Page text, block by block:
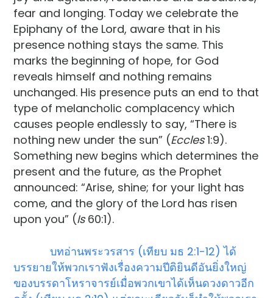
fear and longing. Today we celebrate the
Epiphany of the Lord, aware that in his
presence nothing stays the same. This
marks the beginning of hope, for God
reveals himself and nothing remains
unchanged. His presence puts an end to that
type of melancholic complacency which
causes people endlessly to say, “There is
nothing new under the sun” (Eccles1:9).
Something new begins which determines the
present and the future, as the Prophet
announced: “Arise, shine; for your light has
come, and the glory of the Lord has risen
upon you” (Is60:1).
บทอ่านพระวรสาร (เทียบ มธ 2:1-12) ได้
บรรยายให้พวกเราฟังเรื่องความปีติยินดีอันยิ่งใหญ่
ของบรรดาโหราจารย์เมื่อพวกเขาได้เห็นดวงดาวอีก